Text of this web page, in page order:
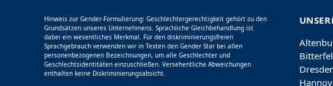
Hinweis zur Gender-Formulierung: Geschlechtergerechtigkeit gehört zu den
Grundsätzen unseres Unternehmens. Sprachliche Gleichbehandlung ist
dabei ein wesentliches Merkmal. Für den diskriminierungsfreien
Sprachgebrauch verwenden wir in Texten den Gender Star bei allen
personenbezogenen Bezeichnungen, um alle Geschlechter und
Geschlechtsidentitäten einzuschließen. Versehentliche Abweichungen
enthalten keine Diskriminierungsabsicht.